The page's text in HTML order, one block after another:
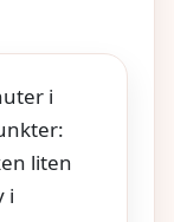
i
liten
i